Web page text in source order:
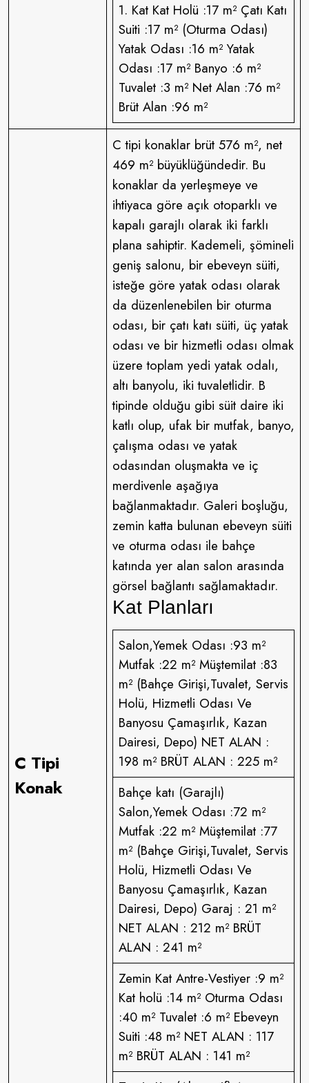
1. Kat Kat Holü :17 m² Çatı Katı
Suiti :17 m² (Oturma Odası)
Yatak Odası :16 m² Yatak
Odası :17 m² Banyo :6 m²
Tuvalet :3 m² Net Alan :76 m²
Brüt Alan :96 m²
C Tipi
Konak
C tipi konaklar brüt 576 m², net
469 m² büyüklüğündedir. Bu
konaklar da yerleşmeye ve
ihtiyaca göre açık otoparklı ve
kapalı garajlı olarak iki farklı
plana sahiptir. Kademeli, şömineli
geniş salonu, bir ebeveyn süiti,
isteğe göre yatak odası olarak
da düzenlenebilen bir oturma
odası, bir çatı katı süiti, üç yatak
odası ve bir hizmetli odası olmak
üzere toplam yedi yatak odalı,
altı banyolu, iki tuvaletlidir. B
tipinde olduğu gibi süit daire iki
katlı olup, ufak bir mutfak, banyo,
çalışma odası ve yatak
odasından oluşmakta ve iç
merdivenle aşağıya
bağlanmaktadır. Galeri boşluğu,
zemin katta bulunan ebeveyn süiti
ve oturma odası ile bahçe
katında yer alan salon arasında
görsel bağlantı sağlamaktadır.
Kat Planları
Salon,Yemek Odası :93 m²
Mutfak :22 m² Müştemilat :83
m² (Bahçe Girişi,Tuvalet, Servis
Holü, Hizmetli Odası Ve
Banyosu Çamaşırlık, Kazan
Dairesi, Depo) NET ALAN :
198 m² BRÜT ALAN : 225 m²
Bahçe katı (Garajlı)
Salon,Yemek Odası :72 m²
Mutfak :22 m² Müştemilat :77
m² (Bahçe Girişi,Tuvalet, Servis
Holü, Hizmetli Odası Ve
Banyosu Çamaşırlık, Kazan
Dairesi, Depo) Garaj : 21 m²
NET ALAN : 212 m² BRÜT
ALAN : 241 m²
Zemin Kat Antre-Vestiyer :9 m²
Kat holü :14 m² Oturma Odası
:40 m² Tuvalet :6 m² Ebeveyn
Suiti :48 m² NET ALAN : 117
m² BRÜT ALAN : 141 m²